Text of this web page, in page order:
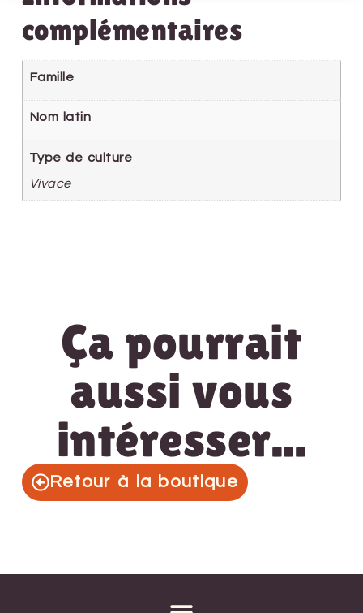
complémentaires
Famille
Nom latin
Type de culture
Vivace
Ça pourrait
aussi vous
intéresser...
Retour à la boutique